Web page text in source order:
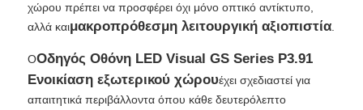
χώρου πρέπει να προσφέρει όχι μόνο οπτικό αντίκτυπο,
αλλά καιμακροπρόθεσμη λειτουργική αξιοπιστία
ΟΟδηγός Οθόνη LED Visual GS Series P3.91
Ενοικίαση εξωτερικού χώρουέχει σχεδιαστεί για
απαιτητικά περιβάλλοντα όπου κάθε δευτερόλεπτο